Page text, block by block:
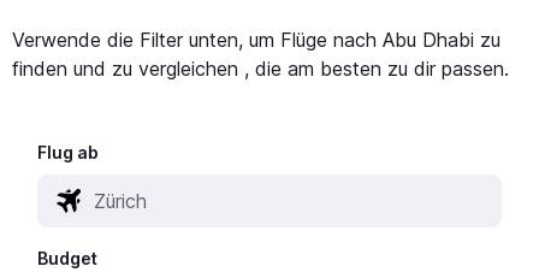
Verwende die Filter unten, um Flüge nach Abu Dhabi zu
finden und zu vergleichen , die am besten zu dir passen.
Flug ab
Budget